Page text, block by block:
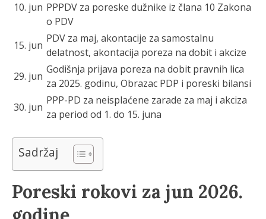
10. jun PPPDV za poreske dužnike iz člana 10 Zakona
o PDV
15. jun
PDV za maj, akontacije za samostalnu
delatnost, akontacija poreza na dobit i akcize
29. jun
Godišnja prijava poreza na dobit pravnih lica
za 2025. godinu, Obrazac PDP i poreski bilansi
30. jun
PPP-PD za neisplaćene zarade za maj i akciza
za period od 1. do 15. juna
Sadržaj
Poreski rokovi za jun 2026.